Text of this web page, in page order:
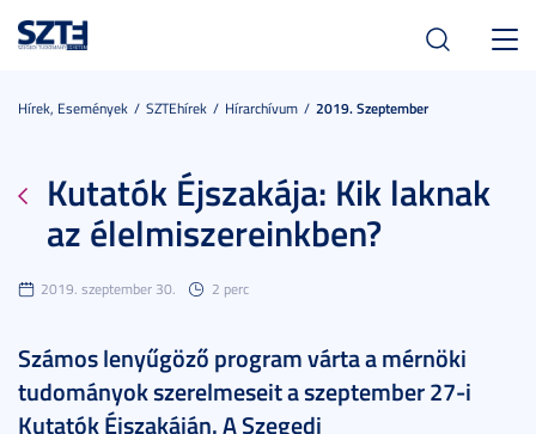
Hírek, Események SZTEhírek Hírarchívum 2019. Szeptember
Kutatók Éjszakája: Kik laknak
az élelmiszereinkben?
2019. szeptember 30. 2 perc
Számos lenyűgöző program várta a mérnöki
tudományok szerelmeseit a szeptember 27-i
Kutatók Éjszakáján. A Szegedi